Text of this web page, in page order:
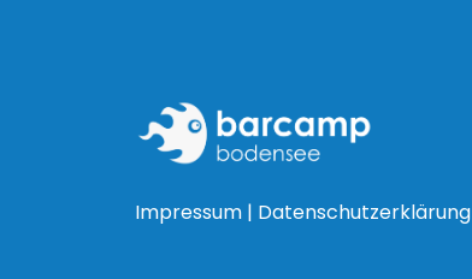
Impressum | Datenschutzerklärung